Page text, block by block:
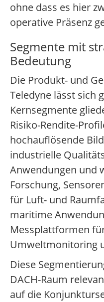
ohne dass es hier
operative Präsenz
Segmente mit
Bedeutung
Die Produkt- und
Teledyne lässt sich
Kernsegmente
Risiko-Rendite-
hochauflösende
industrielle
Anwendungen und
Forschung,
für Luft- und
maritime
Messplattformen
Umweltmonitoring
Diese
DACH-Raum
auf die